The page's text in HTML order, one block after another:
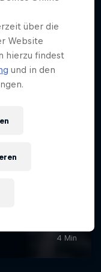
über die
Website
hierzu findest
und in den